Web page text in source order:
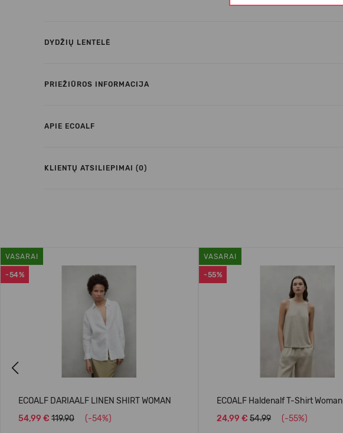
DYDŽIŲ LENTELĖ
PRIEŽIŪROS INFORMACIJA
APIE ECOALF
KLIENTŲ ATSILIEPIMAI (0)
-54%
VASARAI
ECOALF DARIAALF LINEN SHIRT WOMAN
54,99 € 119.90 (-54%)
-55%
VASARAI
ECOALF Haldenalf T-Shirt Woman
24,99 € 54.99 (-55%)